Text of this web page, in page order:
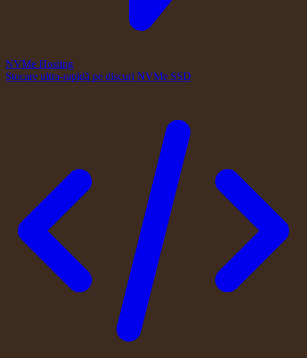
NVMe Hosting
Stocare ultra-rapidă pe discuri NVMe SSD